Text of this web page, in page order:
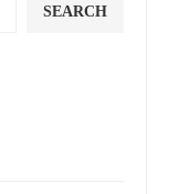
SEARCH